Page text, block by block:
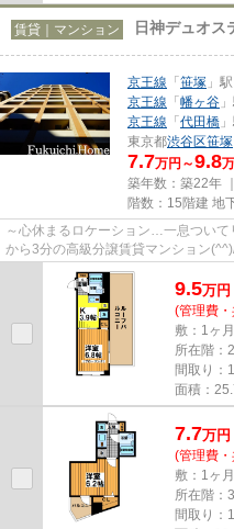
賃貸｜マンション 日神デュオス
京王線 「笹塚 」
京王線 「幡ヶ谷
京王線 「代田橋
東京都渋谷区笹塚
7.7万円～9.8
築年数：築22年
階数：15階建 地
～心休まるロケーション…一息つい
から3分の高級分譲賃貸マンション
ュリティもバッチリ！ 一つ考...
9.5万円
(管理費
敷：1ヶ
所在階：
間取り：
面積：
7.7万円
(管理費
敷：1ヶ
所在階：
間取り：